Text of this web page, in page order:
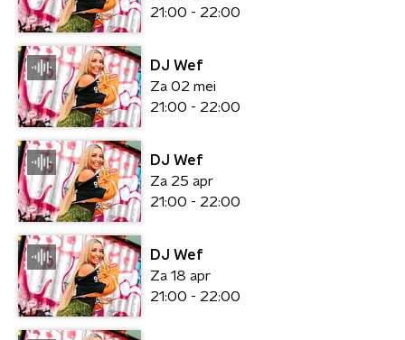
21:00 - 22:00
DJ Wef
Za 02 mei
21:00 - 22:00
DJ Wef
Za 25 apr
21:00 - 22:00
DJ Wef
Za 18 apr
21:00 - 22:00